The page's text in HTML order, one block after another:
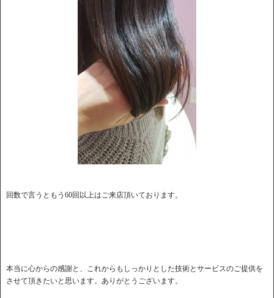
回数で言うともう60回以上はご来店頂いております。
本当に心からの感謝と、これからもしっかりとした技術とサービスのご提供を
させて頂きたいと思います。ありがとうございます。